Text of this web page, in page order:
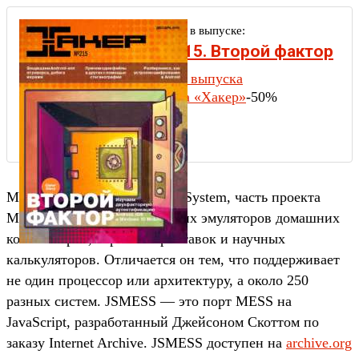
Другие статьи в выпуске:
Xakep #215. Второй фактор
Содержание выпуска
Подписка на «Хакер»-50%
MESS (Multi Emulator Super System, часть проекта
MAME) — один из старейших эмуляторов домашних
компьютеров, игровых приставок и научных
калькуляторов. Отличается он тем, что поддерживает
не один процессор или архитектуру, а около 250
разных систем. JSMESS — это порт MESS на
JavaScript, разработанный Джейсоном Скоттом по
заказу Internet Archive. JSMESS доступен на archive.org